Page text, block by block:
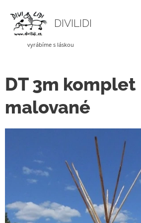
DIVILIDI
vyrábíme s láskou
DT 3m komplet
malované